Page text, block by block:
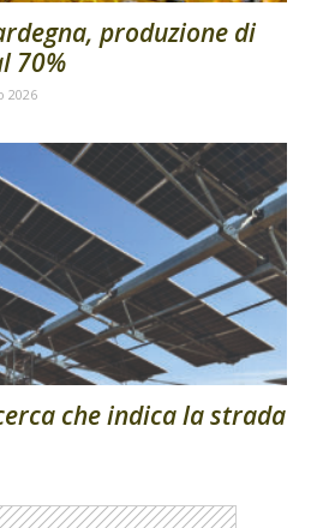
produzione di
70%
2026
che indica la strada